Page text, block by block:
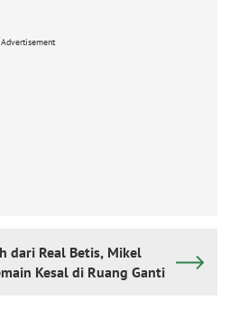
Advertisement
dari Real Betis, Mikel
Kesal di Ruang Ganti